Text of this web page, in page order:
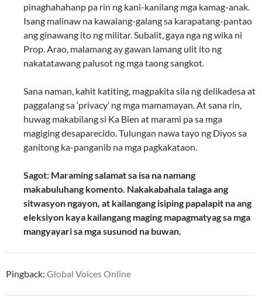
pinaghahahanp pa rin ng kani-kanilang mga kamag-anak.
Isang malinaw na kawalang-galang sa karapatang-pantao
ang ginawang ito ng militar. Subalit, gaya nga ng wika ni
Prop. Arao, malamang ay gawan lamang ulit ito ng
nakatatawang palusot ng mga taong sangkot.
Sana naman, kahit katiting, magpakita sila ng delikadesa at
paggalang sa ‘privacy’ ng mga mamamayan. At sana rin,
huwag makabilang si Ka Bien at marami pa sa mga
magiging desaparecido. Tulungan nawa tayo ng Diyos sa
ganitong ka-panganib na mga pagkakataon.
Sagot: Maraming salamat sa isa na namang
makabuluhang komento. Nakakabahala talaga ang
sitwasyon ngayon, at kailangang isiping papalapit na ang
eleksiyon kaya kailangang maging mapagmatyag sa mga
mangyayari sa mga susunod na buwan.
Pingback: Global Voices Online